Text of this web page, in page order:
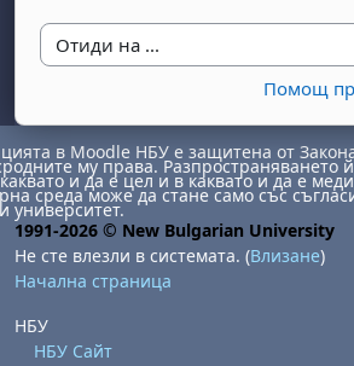
Отиди на ...
Помощ
в Moodle НБУ е защитена от
му права. Разпространяването
и да е цел и в каквато и да е
среда може да стане само със
университет.
1991-2026 © New Bulgarian University
Не сте влезли в системата. (Влизане)
Начална страница
НБУ
НБУ Сайт